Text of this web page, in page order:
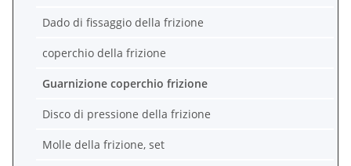
Dado di fissaggio della frizione
coperchio della frizione
Guarnizione coperchio frizione
Disco di pressione della frizione
Molle della frizione, set